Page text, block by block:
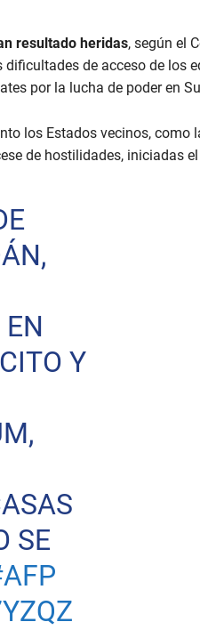
resultado heridas, según el
de acceso de los
por la lucha de poder en
los Estados vecinos, como
de hostilidades, iniciadas
Y
SE